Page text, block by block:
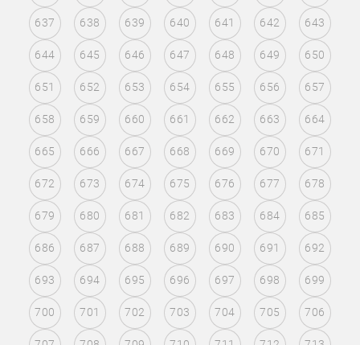
637 638 639 640 641 642 643
644 645 646 647 648 649 650
651 652 653 654 655 656 657
658 659 660 661 662 663 664
665 666 667 668 669 670 671
672 673 674 675 676 677 678
679 680 681 682 683 684 685
686 687 688 689 690 691 692
693 694 695 696 697 698 699
700 701 702 703 704 705 706